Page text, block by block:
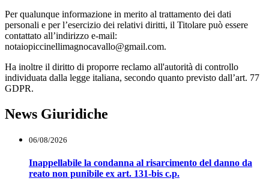
Per qualunque informazione in merito al trattamento dei dati
personali e per l’esercizio dei relativi diritti, il Titolare può essere
contattato all’indirizzo e-mail:
notaiopiccinellimagnocavallo@gmail.com.
Ha inoltre il diritto di proporre reclamo all'autorità di controllo
individuata dalla legge italiana, secondo quanto previsto dall’art. 77
GDPR.
News Giuridiche
06/08/2026
Inappellabile la condanna al risarcimento del danno da
reato non punibile ex art. 131-bis c.p.